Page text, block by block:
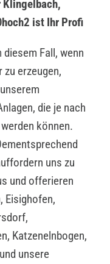
Klingelbach,
ist Ihr Profi
Fall, wenn
zu erzeugen,
die je nach
können.
uns zu
und offerieren
Eisighofen,
Katzenelnbogen,
unsere